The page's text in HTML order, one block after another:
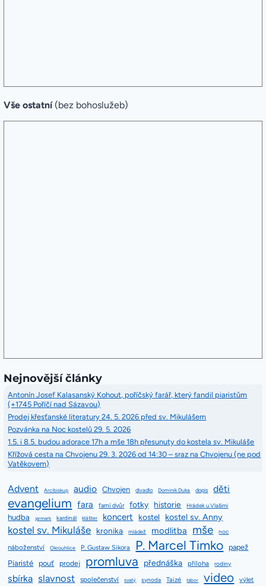
Vše ostatní (bez bohoslužeb)
Nejnovější články
Antonín Josef Kalasanský Kohout, poříčský farář, který fandil piaristům
(+1745 Poříčí nad Sázavou)
Prodej křesťanské literatury 24. 5. 2026 před sv. Mikulášem
Pozvánka na Noc kostelů 29. 5. 2026
1.5. i 8.5. budou adorace 17h a mše 18h přesunuty do kostela sv. Mikuláše
Křížová cesta na Chvojenu 29. 3. 2026 od 14:30 – sraz na Chvojenu (ne pod
Vatěkovem)
Advent Arcibiskup audio Chvojen divadlo Dominik Duka dopis děti
evangelium fara farní dvůr fotky historie Hrádek u Vlašimi
hudba jarmark kardinál klášter koncert kostel kostel sv. Anny
kostel sv. Mikuláše kronika mládež modlitba mše noc
náboženství Okrouhlice P. Gustaw Sikora P. Marcel Timko
papež
Piaristé
pouť prodej promluva přednáška příloha rodiny
sbírka slavnost společenství svatý synoda Taizé tábor video výlet